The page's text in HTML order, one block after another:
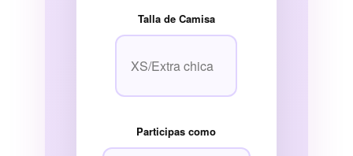
Talla de Camisa
Participas como